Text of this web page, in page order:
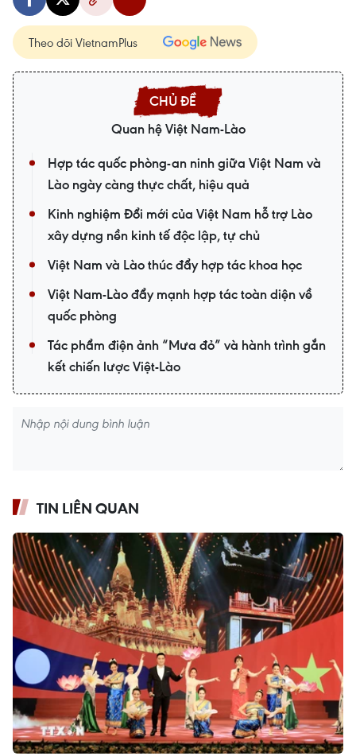
Theo dõi VietnamPlus
Quan hệ Việt Nam-Lào
Hợp tác quốc phòng-an ninh giữa Việt Nam và
Lào ngày càng thực chất, hiệu quả
Kinh nghiệm Đổi mới của Việt Nam hỗ trợ Lào
xây dựng nền kinh tế độc lập, tự chủ
Việt Nam và Lào thúc đẩy hợp tác khoa học
Việt Nam-Lào đẩy mạnh hợp tác toàn diện về
quốc phòng
Tác phẩm điện ảnh “Mưa đỏ” và hành trình gắn
kết chiến lược Việt-Lào
TIN LIÊN QUAN